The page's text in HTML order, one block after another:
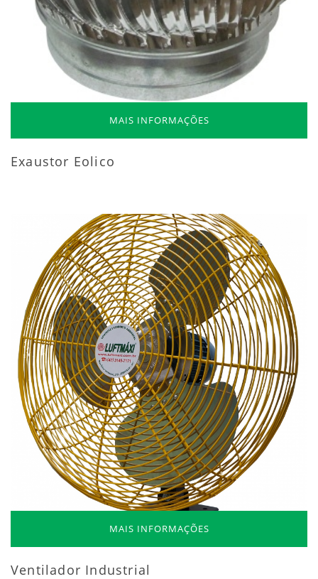
MAIS INFORMAÇÕES
Exaustor Eolico
MAIS INFORMAÇÕES
Ventilador Industrial